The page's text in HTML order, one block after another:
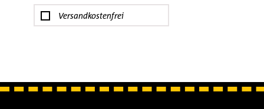
Bausatz
Flugzeug
Schikane
Versandkostenfrei